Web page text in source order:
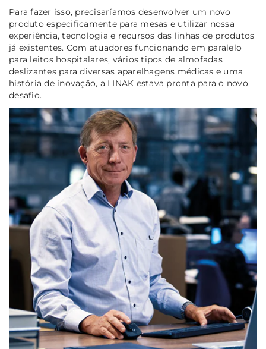
Para fazer isso, precisaríamos desenvolver um novo
produto especificamente para mesas e utilizar nossa
experiência, tecnologia e recursos das linhas de produtos
já existentes. Com atuadores funcionando em paralelo
para leitos hospitalares, vários tipos de almofadas
deslizantes para diversas aparelhagens médicas e uma
história de inovação, a LINAK estava pronta para o novo
desafio.